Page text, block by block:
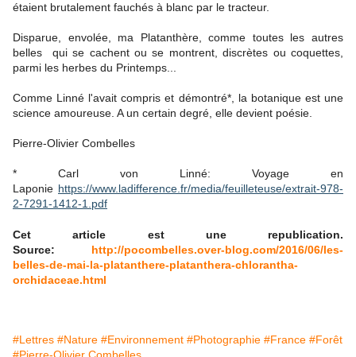
étaient brutalement fauchés à blanc par le tracteur.
Disparue, envolée, ma Platanthère, comme toutes les autres
belles qui se cachent ou se montrent, discrètes ou coquettes,
parmi les herbes du Printemps...
Comme Linné l'avait compris et démontré*, la botanique est une
science amoureuse. A un certain degré, elle devient poésie.
Pierre-Olivier Combelles
* Carl von Linné: Voyage en
Laponie https://www.ladifference.fr/media/feuilleteuse/extrait-978-
2-7291-1412-1.pdf
Cet article est une republication.
Source: http://pocombelles.over-blog.com/2016/06/les-
belles-de-mai-la-platanthere-platanthera-chlorantha-
orchidaceae.html
#Lettres #Nature #Environnement #Photographie #France #Forêt